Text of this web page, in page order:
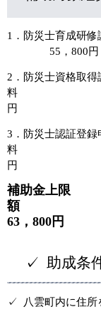
1．防災
55
2．防災士資格取得
料
3．防災士認証登録
料
円
補助金上限
63
✓ 助成条
✓ 八雲町内に住所